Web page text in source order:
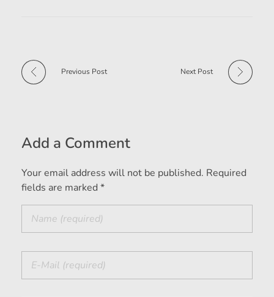
Previous Post Next Post
Add a Comment
Your email address will not be published. Required
fields are marked *